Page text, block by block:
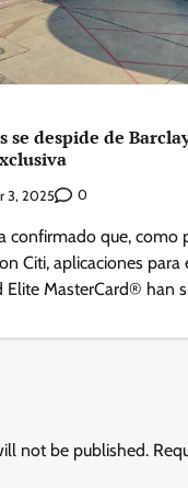
despide de
3, 2025 0
confirmado que, como
Citi, aplicaciones
Elite MasterCard® han
not be published.